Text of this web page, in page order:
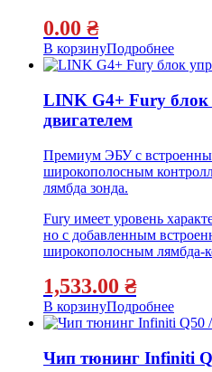
0.00 ₴
В корзинуПодробнее
LINK G4+ Fury блок
двигателем
Премиум ЭБУ с
широкополосным
лямбда зонда.
Fury имеет уровень
но с добавленным
широкополосным лямбда-
1,533.00 ₴
В корзинуПодробнее
Чип тюнинг Infiniti